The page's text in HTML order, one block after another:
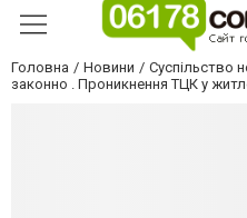
Головна Новини Суспільство
законно . Проникнення ТЦК у